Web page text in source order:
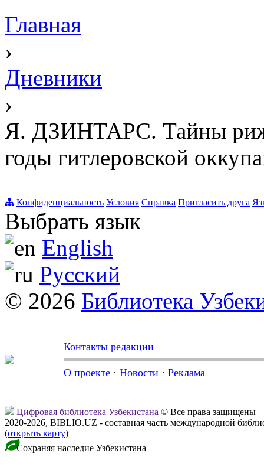
Главная
›
Дневники
›
Я. ДЗИНТАРС. Тайны
годы гитлеровской
Конфиденциальность Условия Справка Пригласить друга
Выбрать язык
English
Русский
© 2026 Библиотека
Контакты редакции
О проекте · Новости · Реклама
Цифровая библиотека Узбекистана © Все права защищены
2020-2026, BIBLIO.UZ - составная часть международной
(открыть карту)
Сохраняя наследие Узбекистана